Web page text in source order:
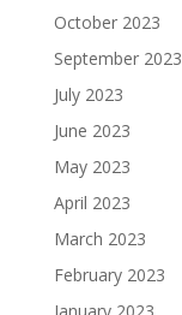
October 2023
September 2023
July 2023
June 2023
May 2023
April 2023
March 2023
February 2023